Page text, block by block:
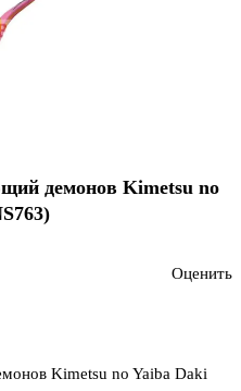
Kimetsu no Yaiba Daki
демонов Kimetsu no
Оценить